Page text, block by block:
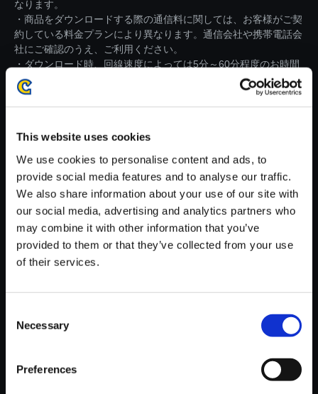
This website uses cookies
We use cookies to personalise content and ads, to
provide social media features and to analyse our traffic.
We also share information about your use of our site with
our social media, advertising and analytics partners who
may combine it with other information that you’ve
provided to them or that they’ve collected from your use
of their services.
Selection
Necessary
Preferences
なります。
・商品をダウンロードする際の通信料に関しては、お客様がご契
約している料金プランにより異なります。通信会社や携帯電話会
社にご確認のうえ、ご利用ください。
・ダウンロード時、回線速度によっては5分～60分程度のお時間
がかかる場合がございます。
※ご購入いただいたファイルのダウンロードの際には、通信環境
が安定しているWifi環境でお試しください。
【単曲】大逆転裁判 -成歩堂龍ノ
介の冒險- 劇伴音樂大全集 審理
は紛糾する